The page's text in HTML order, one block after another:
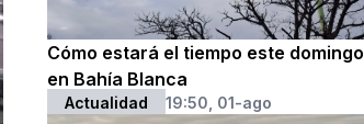
Cómo estará el tiempo este domingo
en Bahía Blanca
Actualidad 19:50, 01-ago